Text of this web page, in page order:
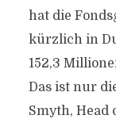
hat die
kürzlich in
152,3
Das ist nur
Smyth, Head